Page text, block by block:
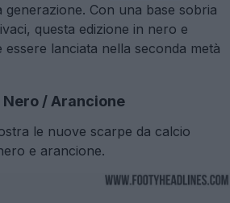
generazione. Con una base sobria
questa edizione in nero e
lanciata nella seconda metà
Nero / Arancione
le nuove scarpe da calcio
e arancione.